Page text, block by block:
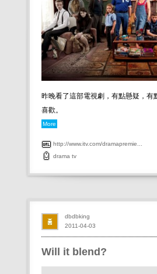
昨晚看了這部電視劇，有點懸疑，有
喜歡。
More
http://www.itv.com/dramapremie...
drama tv
Will it blend?
2011-04-03
dbdbking